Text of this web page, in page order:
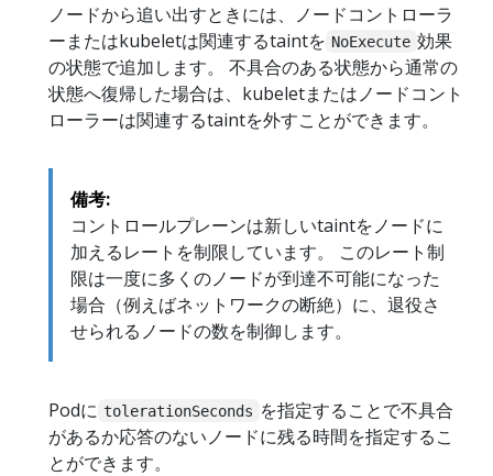
ノードから追い出すときには、ノードコントローラ
ーまたはkubeletは関連するtaintを NoExecute 効果
の状態で追加します。 不具合のある状態から通常の
状態へ復帰した場合は、kubeletまたはノードコント
ローラーは関連するtaintを外すことができます。
備考:
コントロールプレーンは新しいtaintをノードに
加えるレートを制限しています。 このレート制
限は一度に多くのノードが到達不可能になった
場合（例えばネットワークの断絶）に、退役さ
せられるノードの数を制御します。
Podに tolerationSeconds を指定することで不具合
があるか応答のないノードに残る時間を指定するこ
とができます。